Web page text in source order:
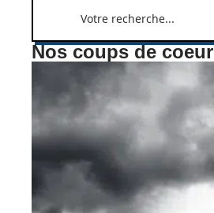
Nos coups de coeur